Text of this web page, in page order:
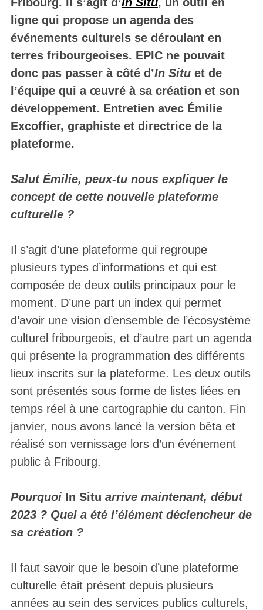
ligne qui propose un agenda des
événements culturels se déroulant en
terres fribourgeoises. EPIC ne pouvait
donc pas passer à côté d’In Situet de
l’équipe qui a œuvré à sa création et son
développement. Entretien avec Émilie
Excoffier, graphiste et directrice de la
plateforme.
Salut Émilie, peux-tu nous expliquer le
concept de cette nouvelle plateforme
culturelle ?
Il s’agit d’une plateforme qui regroupe
plusieurs types d’informations et qui est
composée de deux outils principaux pour le
moment. D’une part un index qui permet
d’avoir une vision d’ensemble de l’écosystème
culturel fribourgeois, et d’autre part un agenda
qui présente la programmation des différents
lieux inscrits sur la plateforme. Les deux outils
sont présentés sous forme de listes liées en
temps réel à une cartographie du canton. Fin
janvier, nous avons lancé la version bêta et
réalisé son vernissage lors d’un événement
public à Fribourg.
Pourquoi In Situ arrive maintenant, début
2023 ? Quel a été l’élément déclencheur de
sa création ?
Il faut savoir que le besoin d’une plateforme
culturelle était présent depuis plusieurs
années au sein des services publics culturels,